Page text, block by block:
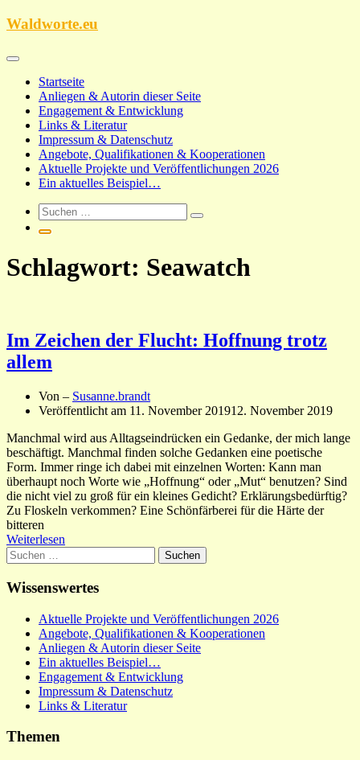
Zum
Waldworte.eu
Startseite
Anliegen & Autorin dieser Seite
Engagement & Entwicklung
Links & Literatur
Impressum & Datenschutz
Angebote, Qualifikationen & Kooperationen
Aktuelle Projekte und Veröffentlichungen 2026
Ein aktuelles Beispiel…
Schlagwort: Seawatch
Im Zeichen der Flucht: Hoffnung trotz
allem
Von – Susanne.brandt
Veröffentlicht am 11. November 201912. November 2019
Manchmal wird aus Alltagseindrücken ein Gedanke, der mich lange
beschäftigt. Manchmal finden solche Gedanken eine poetische
Form. Immer ringe ich dabei mit einzelnen Worten: Kann man
überhaupt noch Worte wie „Hoffnung“ oder „Mut“ benutzen? Sind
die nicht viel zu groß für ein kleines Gedicht? Erklärungsbedürftig?
Zu Floskeln verkommen? Eine Schönfärberei für die Härte der
bitteren
Weiterlesen
Suchen
nach:
Wissenswertes
Aktuelle Projekte und Veröffentlichungen 2026
Angebote, Qualifikationen & Kooperationen
Anliegen & Autorin dieser Seite
Ein aktuelles Beispiel…
Engagement & Entwicklung
Impressum & Datenschutz
Links & Literatur
Themen